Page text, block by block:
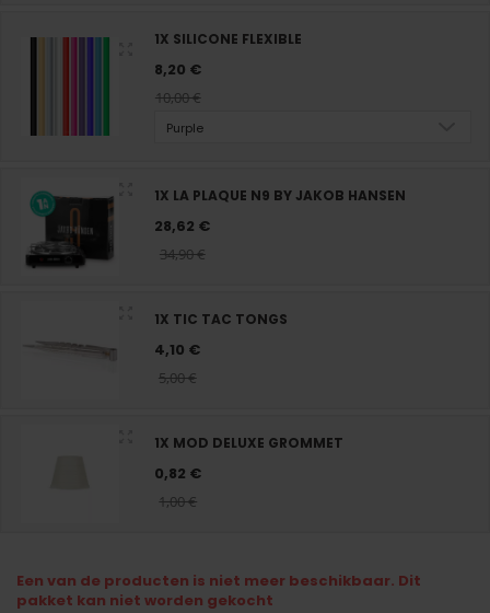
1X SILICONE FLEXIBLE
8,20 €
10,00 €
Purple
1X LA PLAQUE N9 BY JAKOB HANSEN
28,62 €
34,90 €
1X TIC TAC TONGS
4,10 €
5,00 €
1X MOD DELUXE GROMMET
0,82 €
1,00 €
Een van de producten is niet meer beschikbaar. Dit
pakket kan niet worden gekocht